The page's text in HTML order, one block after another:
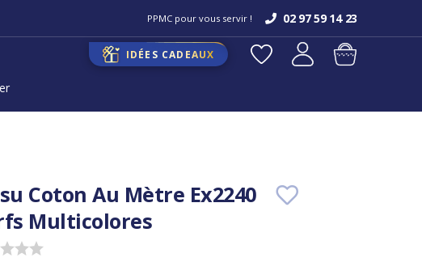
PPMC pour vous servir ! 02 97 59 14 23
IDÉES CADEAUX
Coton Au Mètre Ex2240
Multicolores